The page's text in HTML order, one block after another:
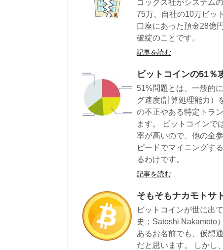
ゴックス社がシステム
75万、自社の10万ビッ
口座にあった預金28億
破綻のことです。
記事を読む
ビットコインの51％
51%問題とは、一般的
グ速度(計算処理能力）
の不正やある特定トラ
ます。 ビットコインで
率が高いので、他の全
ピードでマイニングす
るわけです。
記事を読む
そもそもナカモトサ
ビットコインが世に出
史；Satoshi Nakamoto
あるお名前でも、仮想
だと思います。 しかし